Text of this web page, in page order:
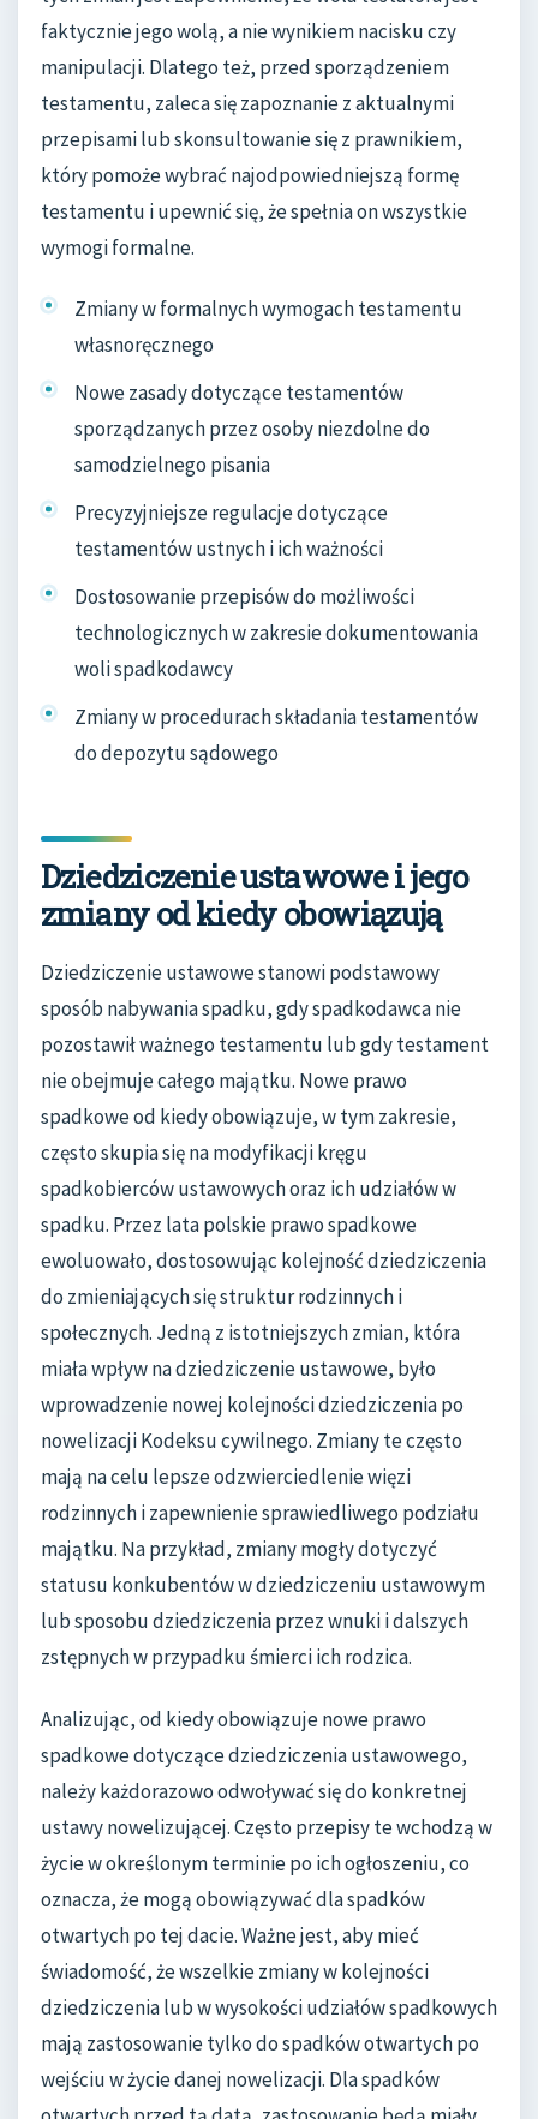
faktycznie jego wolą, a nie wynikiem nacisku czy
manipulacji. Dlatego też, przed sporządzeniem
testamentu, zaleca się zapoznanie z aktualnymi
przepisami lub skonsultowanie się z prawnikiem,
który pomoże wybrać najodpowiedniejszą formę
testamentu i upewnić się, że spełnia on wszystkie
wymogi formalne.
Zmiany w formalnych wymogach testamentu
własnoręcznego
Nowe zasady dotyczące testamentów
sporządzanych przez osoby niezdolne do
samodzielnego pisania
Precyzyjniejsze regulacje dotyczące
testamentów ustnych i ich ważności
Dostosowanie przepisów do możliwości
technologicznych w zakresie dokumentowania
woli spadkodawcy
Zmiany w procedurach składania testamentów
do depozytu sądowego
Dziedziczenie ustawowe i jego
zmiany od kiedy obowiązują
Dziedziczenie ustawowe stanowi podstawowy
sposób nabywania spadku, gdy spadkodawca nie
pozostawił ważnego testamentu lub gdy testament
nie obejmuje całego majątku. Nowe prawo
spadkowe od kiedy obowiązuje, w tym zakresie,
często skupia się na modyfikacji kręgu
spadkobierców ustawowych oraz ich udziałów w
spadku. Przez lata polskie prawo spadkowe
ewoluowało, dostosowując kolejność dziedziczenia
do zmieniających się struktur rodzinnych i
społecznych. Jedną z istotniejszych zmian, która
miała wpływ na dziedziczenie ustawowe, było
wprowadzenie nowej kolejności dziedziczenia po
nowelizacji Kodeksu cywilnego. Zmiany te często
mają na celu lepsze odzwierciedlenie więzi
rodzinnych i zapewnienie sprawiedliwego podziału
majątku. Na przykład, zmiany mogły dotyczyć
statusu konkubentów w dziedziczeniu ustawowym
lub sposobu dziedziczenia przez wnuki i dalszych
zstępnych w przypadku śmierci ich rodzica.
Analizując, od kiedy obowiązuje nowe prawo
spadkowe dotyczące dziedziczenia ustawowego,
należy każdorazowo odwoływać się do konkretnej
ustawy nowelizującej. Często przepisy te wchodzą w
życie w określonym terminie po ich ogłoszeniu, co
oznacza, że mogą obowiązywać dla spadków
otwartych po tej dacie. Ważne jest, aby mieć
świadomość, że wszelkie zmiany w kolejności
dziedziczenia lub w wysokości udziałów spadkowych
mają zastosowanie tylko do spadków otwartych po
wejściu w życie danej nowelizacji. Dla spadków